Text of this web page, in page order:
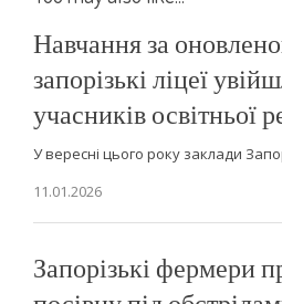
Навчання за
запорізькі ліцеї
учасників освітньої
У вересні цього року заклади
11.01.2026
Запорізькі фермери